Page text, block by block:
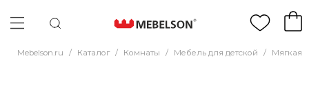
Mebelson.ru / Каталог / Комнаты / Мебель для детской / Мягкая